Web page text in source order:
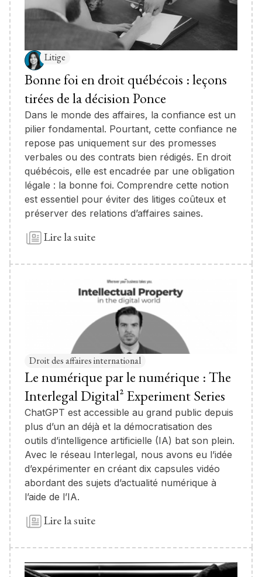
Litige
Bonne foi en droit québécois : leçons
tirées de la décision Ponce
Dans le monde des affaires, la confiance est un
pilier fondamental. Pourtant, cette confiance ne
repose pas uniquement sur des promesses
verbales ou des contrats bien rédigés. En droit
québécois, elle est encadrée par une obligation
légale : la bonne foi. Comprendre cette notion
est essentiel pour éviter des litiges coûteux et
préserver des relations d’affaires saines.
Lire la suite
Droit des affaires international
Le numérique par le numérique : The
Interlegal Digital² Experiment Series
ChatGPT est accessible au grand public depuis
plus d’un an déjà et la démocratisation des
outils d’intelligence artificielle (IA) bat son plein.
Avec le réseau Interlegal, nous avons eu l’idée
d’expérimenter en créant dix capsules vidéo
abordant des sujets d’actualité numérique à
l’aide de l’IA.
Lire la suite